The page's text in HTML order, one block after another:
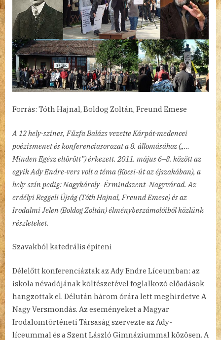
bejegyzéshez
Forrás: Tóth Hajnal, Boldog Zoltán, Freund Emese
A 12 hely-színes, Fűzfa Balázs vezette Kárpát-medencei
poézismenet és konferenciasorozat a 8. állomásához („…
Minden Egész eltörött”) érkezett. 2011. május 6–8. között az
egyik Ady Endre-vers volt a téma (Kocsi-út az éjszakában), a
hely-szín pedig: Nagykároly–Érmindszent–Nagyvárad. Az
erdélyi Reggeli Újság (Tóth Hajnal, Freund Emese) és az
Irodalmi Jelen (Boldog Zoltán) élménybeszámolóiból közlünk
részleteket.
Szavakból katedrális építeni
Délelőtt konferenciáztak az Ady Endre Líceumban: az
iskola névadójának költészetével foglalkozó előadások
hangzottak el. Délután három órára lett meghirdetve A
Nagy Versmondás. Az eseményeket a Magyar
Irodalomtörténeti Társaság szervezte az Ady-
líceummal és a Szent László Gimnáziummal közösen. A